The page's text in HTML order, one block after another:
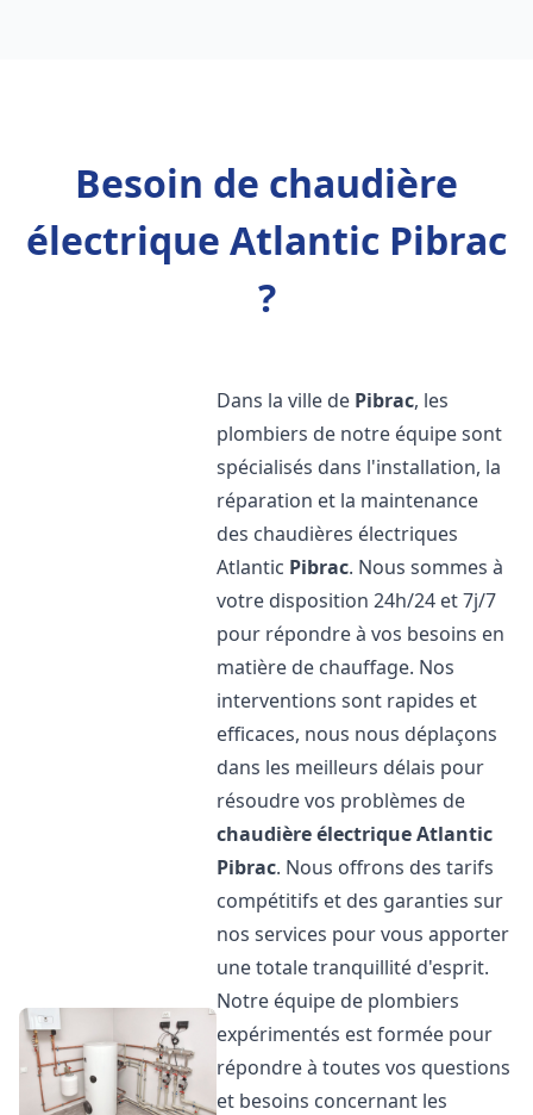
Besoin de chaudière
électrique Atlantic Pibrac
?
Dans la ville de Pibrac, les
plombiers de notre équipe sont
spécialisés dans l'installation, la
réparation et la maintenance
des chaudières électriques
Atlantic Pibrac. Nous sommes à
votre disposition 24h/24 et 7j/7
pour répondre à vos besoins en
matière de chauffage. Nos
interventions sont rapides et
efficaces, nous nous déplaçons
dans les meilleurs délais pour
résoudre vos problèmes de
chaudière électrique Atlantic
Pibrac. Nous offrons des tarifs
compétitifs et des garanties sur
nos services pour vous apporter
une totale tranquillité d'esprit.
Notre équipe de plombiers
expérimentés est formée pour
répondre à toutes vos questions
et besoins concernant les